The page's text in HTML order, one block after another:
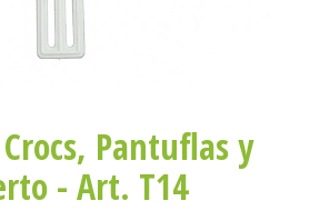
Pantuflas y
- Art. T14